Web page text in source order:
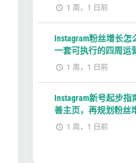
1 周，1 日前
Instagram粉丝增长怎
一套可执行的四周运
1 周，1 日前
Instagram新号起步指
善主页，再规划粉丝
1 周，1 日前